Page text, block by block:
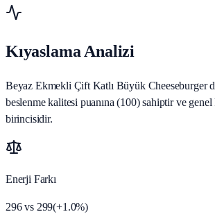
Kıyaslama Analizi
Beyaz Ekmekli Çift Katlı Büyük Cheeseburger
beslenme kalitesi puanına (100) sahiptir ve genel
birincisidir.
Enerji Farkı
296vs 299(+1.0%)